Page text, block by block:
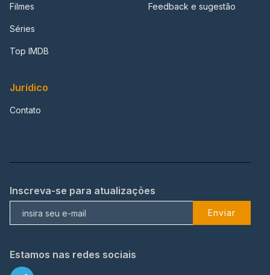
Filmes
Séries
Top IMDB
Feedback e sugestão
Jurídico
Contato
Inscreva-se para atualizações
Enviar
Estamos nas redes sociais